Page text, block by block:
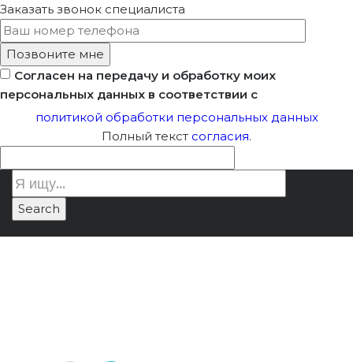
Заказать звонок специалиста
Согласен на передачу и обработку моих
персональных данных в соответствии с
политикой обработки персональных данных
Полный текст согласия.